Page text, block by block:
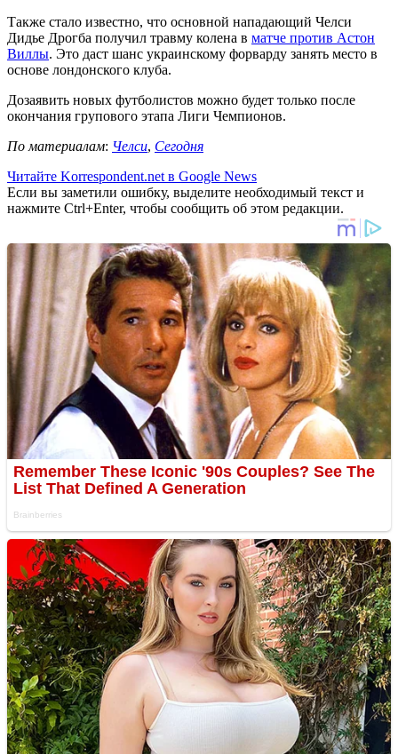
Также стало известно, что основной нападающий Челси
Дидье Дрогба получил травму колена в матче против Астон
Виллы. Это даст шанс украинскому форварду занять место в
основе лондонского клуба.
Дозаявить новых футболистов можно будет только после
окончания групового этапа Лиги Чемпионов.
По материалам: Челси, Сегодня
Читайте Korrespondent.net в Google News
Если вы заметили ошибку, выделите необходимый текст и
нажмите Ctrl+Enter, чтобы сообщить об этом редакции.